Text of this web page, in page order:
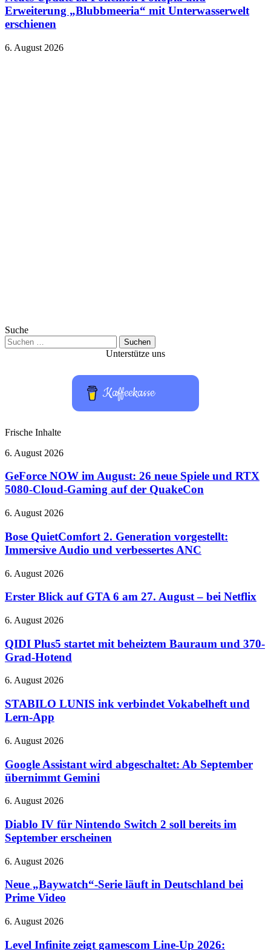
Erweiterung „Blubbmeeria“ mit Unterwasserwelt
erschienen
6. August 2026
Suche
Suchen
nach:
Unterstütze uns
Kaffeekasse
Frische Inhalte
GeForce
im
August:
26
Spiele
RTX
5080-
Gaming
der
QuakeCon
6. August 2026
GeForce NOW im August: 26 neue Spiele und RTX
5080-Cloud-Gaming auf der QuakeCon
Bose
2.
Generation
vorgestellt:
Audio
verbessertes
6. August 2026
Bose QuietComfort 2. Generation vorgestellt:
Immersive Audio und verbessertes ANC
Erster
auf
6
27.
August
–
Netflix
6. August 2026
Erster Blick auf GTA 6 am 27. August – bei Netflix
QIDI
startet
mit
beheiztem
und
Grad-
Hotend
6. August 2026
QIDI Plus5 startet mit beheiztem Bauraum und 370-
Grad-Hotend
STABILO
ink
verbindet
Vokabelheft
Lern-
6. August 2026
STABILO LUNIS ink verbindet Vokabelheft und
Lern-App
Google
wird
abgeschaltet:
Ab
übernimmt
6. August 2026
Google Assistant wird abgeschaltet: Ab September
übernimmt Gemini
Diablo
für
Nintendo
Switch
soll
im
September
6. August 2026
Diablo IV für Nintendo Switch 2 soll bereits im
September erscheinen
Neue
Serie
läuft
in
bei
Video
6. August 2026
Neue „Baywatch“-Serie läuft in Deutschland bei
Prime Video
Level
zeigt
6. August 2026
Level Infinite zeigt gamescom Line-Up 2026: